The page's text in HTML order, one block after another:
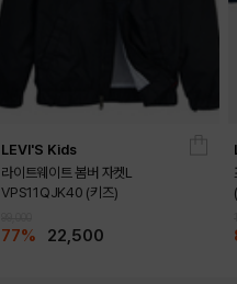
LEVI'S Kids
라이트웨이트 봄버 자켓L
VPS11QJK40 (키즈)
77% 22,500